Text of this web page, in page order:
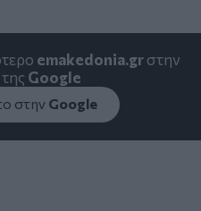
emakedonia.grστην
Google
στην Google